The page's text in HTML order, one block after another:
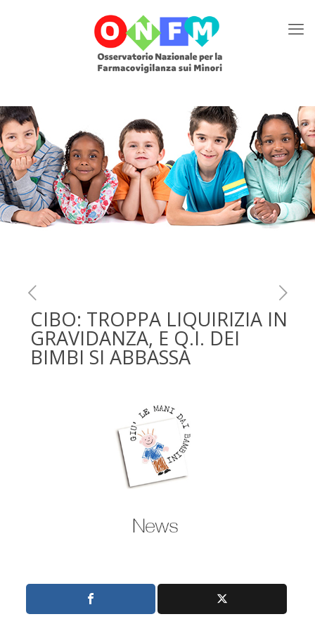
CIBO: TROPPA LIQUIRIZIA IN
GRAVIDANZA, E Q.I. DEI
BIMBI SI ABBASSA